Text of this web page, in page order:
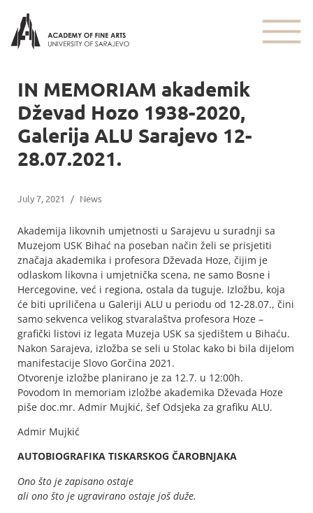
IN MEMORIAM akademik
Dževad Hozo 1938-2020,
Galerija ALU Sarajevo 12-
28.07.2021.
July 7, 2021 / News
Akademija likovnih umjetnosti u Sarajevu u suradnji sa
Muzejom USK Bihać na poseban način želi se prisjetiti
značaja akademika i profesora Dževada Hoze, čijim je
odlaskom likovna i umjetnička scena, ne samo Bosne i
Hercegovine, već i regiona, ostala da tuguje. Izložbu, koja
će biti upriličena u Galeriji ALU u periodu od 12-28.07., čini
samo sekvenca velikog stvaralaštva profesora Hoze –
grafički listovi iz legata Muzeja USK sa sjedištem u Bihaću.
Nakon Sarajeva, izložba se seli u Stolac kako bi bila dijelom
manifestacije Slovo Gorčina 2021.
Otvorenje izložbe planirano je za 12.7. u 12:00h.
Povodom In memoriam izložbe akademika Dževada Hoze
piše doc.mr. Admir Mujkić, šef Odsjeka za grafiku ALU.
Admir Mujkić
AUTOBIOGRAFIKA TISKARSKOG ČAROBNJAKA
Ono što je zapisano ostaje
ali ono što je ugravirano ostaje još duže.